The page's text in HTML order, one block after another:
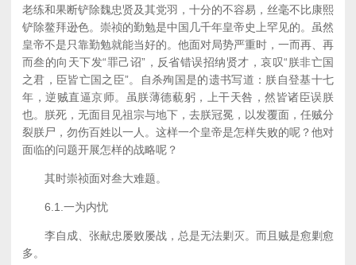
老练和果断铲除魏忠贤及其党羽，十分的不容易，丝毫不比康熙
铲除鳌拜逊色。崇祯的勤勉是中国几千年皇帝史上罕见的。虽然
皇帝不是只靠勤勉就能当好的。他面对局势严重时，一而再、再
而叁的向天下发“罪己诏”，反省错误招纳贤才，哀叹“朕非亡国
之君，臣皆亡国之臣”。自杀殉国是的遗书写道：朕自登基十七
年，逆贼直逼京师。虽朕薄德藐躬，上干天咎，然皆诸臣误朕
也。朕死，无面目见祖宗与地下，去朕冠冕，以发覆面，任贼分
裂朕尸，勿伤百姓以一人。这样一个皇帝是怎样失败的呢？他对
面临的问题开展怎样的战略呢？
其时崇祯面对叁大难题。
6.1.一为内忧
李自成、张献忠屡败屡战，总是无法剿灭。而且贼是愈剿愈
多。